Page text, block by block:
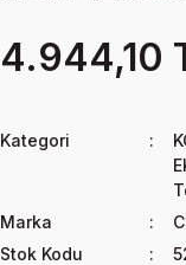
4.944,10
Kategori
Marka
Stok Kodu